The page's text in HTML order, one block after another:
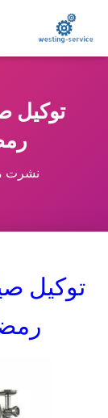
توكيل
رمضان
نشرت
توكيل